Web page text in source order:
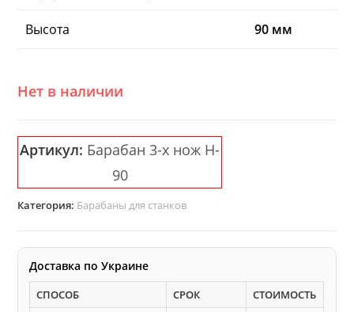
Высота 90 мм
Нет в наличии
Артикул: Барабан 3-х нож H-
90
Категория: Барабаны для станков
Доставка по Украине
СПОСОБ СРОК
СТОИМОСТЬ